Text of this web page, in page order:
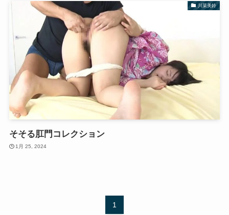
川菜美鈴
そそる肛門コレクション
1月 25, 2024
1